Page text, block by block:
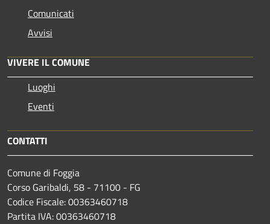
Comunicati
Avvisi
VIVERE IL COMUNE
Luoghi
Eventi
CONTATTI
Comune di Foggia
Corso Garibaldi, 58 - 71100 - FG
Codice Fiscale: 00363460718
Partita IVA: 00363460718